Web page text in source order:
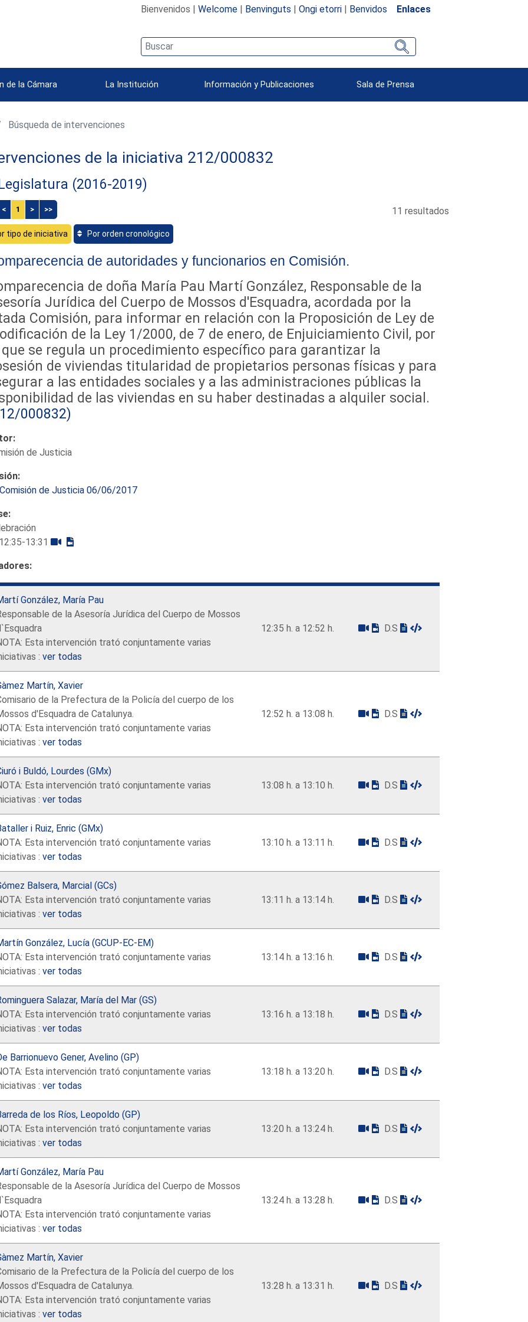
Bienvenidos | Welcome| Benvinguts | Ongi etorri| Benvidos Enlaces
de la Cámara La Institución Información y Publicaciones Sala de Prensa
Búsqueda de intervenciones
de la iniciativa 212/000832
(2016-2019)
< 1 > >>
tipo de iniciativa Por orden cronológico
11 resultados
de autoridades y funcionarios en Comisión.
de doña María Pau Martí González, Responsable de la
Jurídica del Cuerpo de Mossos d'Esquadra, acordada por la
Comisión, para informar en relación con la Proposición de Ley de
de la Ley 1/2000, de 7 de enero, de Enjuiciamiento Civil, por
se regula un procedimiento específico para garantizar la
de viviendas titularidad de propietarios personas físicas y para
a las entidades sociales y a las administraciones públicas la
de las viviendas en su haber destinadas a alquiler social.
000832)
de Justicia
Comisión de Justicia 06/06/2017
12:35-13:31
González, María Pau
de la Asesoría Jurídica del Cuerpo de Mossos
Esta intervención trató conjuntamente varias
: ver todas
12:35 h. a 12:52 h. D.S
Martín, Xavier
de la Prefectura de la Policía del cuerpo de los
d'Esquadra de Catalunya.
Esta intervención trató conjuntamente varias
: ver todas
12:52 h. a 13:08 h. D.S
i Buldó, Lourdes (GMx)
Esta intervención trató conjuntamente varias
: ver todas
13:08 h. a 13:10 h. D.S
i Ruiz, Enric (GMx)
Esta intervención trató conjuntamente varias
: ver todas
13:10 h. a 13:11 h. D.S
Balsera, Marcial (GCs)
Esta intervención trató conjuntamente varias
: ver todas
13:11 h. a 13:14 h. D.S
González, Lucía (GCUP-EC-EM)
Esta intervención trató conjuntamente varias
: ver todas
13:14 h. a 13:16 h. D.S
Salazar, María del Mar (GS)
Esta intervención trató conjuntamente varias
: ver todas
13:16 h. a 13:18 h. D.S
Barrionuevo Gener, Avelino (GP)
Esta intervención trató conjuntamente varias
: ver todas
13:18 h. a 13:20 h. D.S
de los Ríos, Leopoldo (GP)
Esta intervención trató conjuntamente varias
: ver todas
13:20 h. a 13:24 h. D.S
González, María Pau
de la Asesoría Jurídica del Cuerpo de Mossos
Esta intervención trató conjuntamente varias
: ver todas
13:24 h. a 13:28 h. D.S
Martín, Xavier
de la Prefectura de la Policía del cuerpo de los
d'Esquadra de Catalunya.
Esta intervención trató conjuntamente varias
: ver todas
13:28 h. a 13:31 h. D.S